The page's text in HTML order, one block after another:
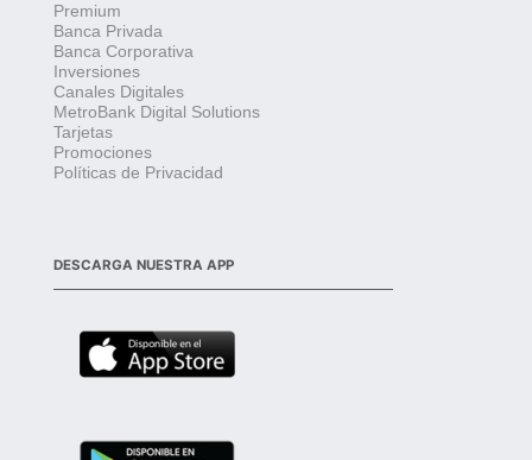
Premium
Banca Privada
Banca Corporativa
Inversiones
Canales Digitales
MetroBank Digital Solutions
Tarjetas
Promociones
Políticas de Privacidad
DESCARGA NUESTRA APP